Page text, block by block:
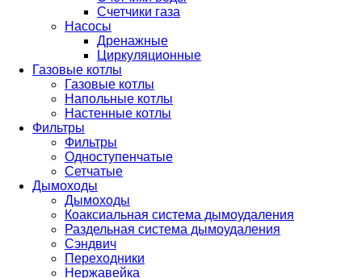
Счетчики газа
Насосы
Дренажные
Циркуляционные
Газовые котлы
Газовые котлы
Напольные котлы
Настенные котлы
Фильтры
Фильтры
Одноступенчатые
Сетчатые
Дымоходы
Дымоходы
Коаксиальная система дымоудаления
Раздельная система дымоудаления
Сэндвич
Переходники
Нержавейка